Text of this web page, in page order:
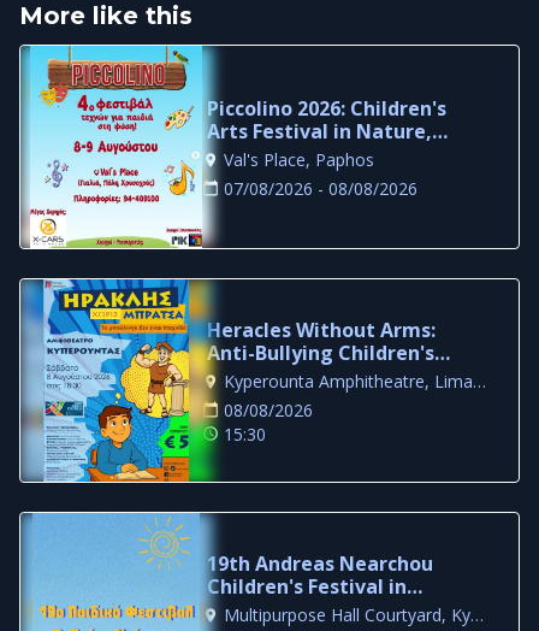
More like this
Piccolino 2026: Children's
Arts Festival in Nature,
Paphos
Val's Place, Paphos
07/08/2026 - 08/08/2026
Heracles Without Arms:
Anti-Bullying Children's
Theatre in Limassol
Kyperounta Amphitheatre, Limassol
08/08/2026
15:30
19th Andreas Nearchou
Children's Festival in
Kyperounta
Multipurpose Hall Courtyard, Kyperounta